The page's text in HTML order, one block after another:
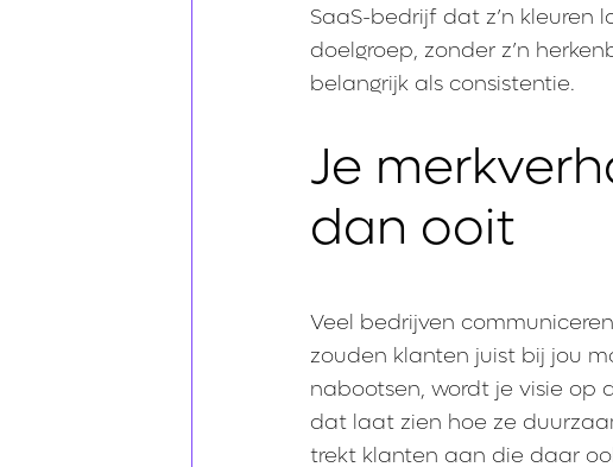
SaaS-bedrijf dat z’n kleuren
doelgroep, zonder z’n
belangrijk als consistentie.
Je
dan ooit
Veel bedrijven
zouden klanten juist bij jou
nabootsen, wordt je visie op
dat laat zien hoe ze
trekt klanten aan die daar